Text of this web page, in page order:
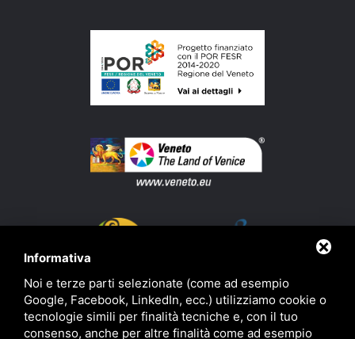
Informativa
Noi e terze parti selezionate (come ad esempio
Google, Facebook, LinkedIn, ecc.) utilizziamo cookie o
tecnologie simili per finalità tecniche e, con il tuo
consenso, anche per altre finalità come ad esempio